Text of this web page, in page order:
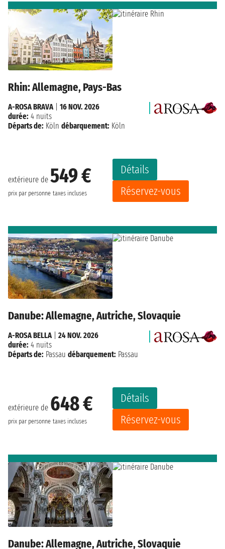
Rhin: Allemagne, Pays-Bas
extérieure de 549 €
prix par personne taxes incluses
Détails
Réservez-vous
A-ROSA BRAVA| 16 NOV. 2026
durée: 4 nuits
Départs de: Köln débarquement: Köln
Danube: Allemagne, Autriche, Slovaquie
extérieure de 648 €
prix par personne taxes incluses
Détails
Réservez-vous
A-ROSA BELLA| 24 NOV. 2026
durée: 4 nuits
Départs de: Passau débarquement: Passau
Danube: Allemagne, Autriche, Slovaquie